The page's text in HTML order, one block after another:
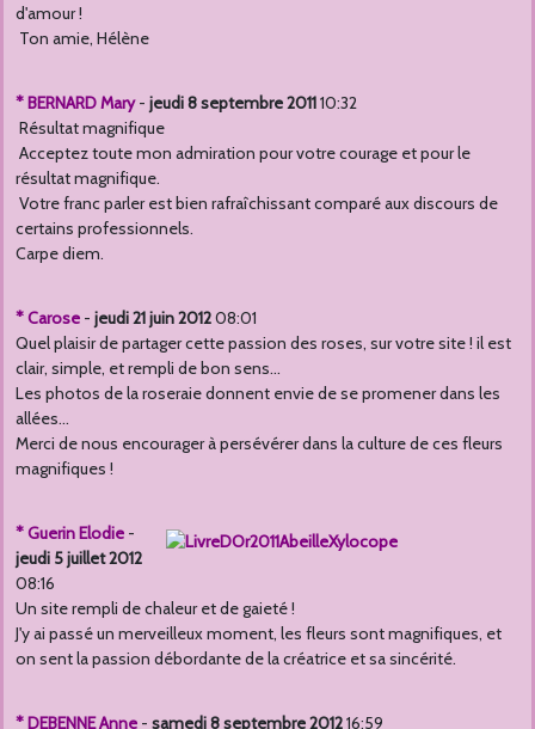
d'amour !
Ton amie, Hélène
* BERNARD Mary- jeudi 8 septembre 201110:32
Résultat magnifique
Acceptez toute mon admiration pour votre courage et pour le
résultat magnifique.
Votre franc parler est bien rafraîchissant comparé aux discours de
certains professionnels.
Carpe diem.
* Carose - jeudi 21 juin 201208:01
Quel plaisir de partager cette passion des roses, sur votre site ! il est
clair, simple, et rempli de bon sens...
Les photos de la roseraie donnent envie de se promener dans les
allées...
Merci de nous encourager à persévérer dans la culture de ces fleurs
magnifiques !
* Guerin Elodie -
jeudi 5 juillet 2012
08:16
Un site rempli de chaleur et de gaieté !
J'y ai passé un merveilleux moment, les fleurs sont magnifiques, et
on sent la passion débordante de la créatrice et sa sincérité.
* DEBENNE Anne - samedi 8 septembre 201216:59